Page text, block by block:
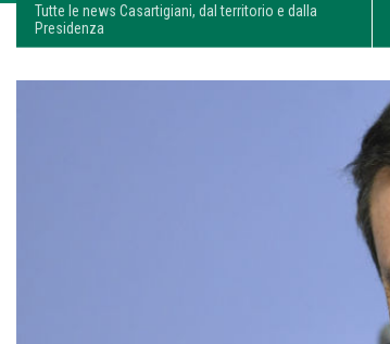
Tutte le news Casartigiani, dal territorio e dalla
Presidenza